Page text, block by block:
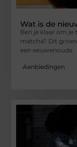
Wat is de
Ben je klaar om je
matcha? Dit
een eeuwenoude
Aanbiedingen